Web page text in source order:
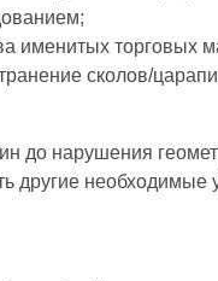
именитых торговых
сколов/
до нарушения
другие необходимые